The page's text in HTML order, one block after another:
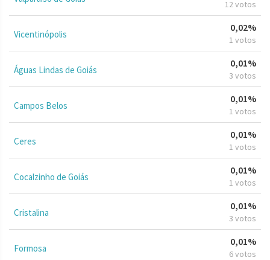
12 votos
Vicentinópolis
0,02%
1 votos
Águas Lindas de Goiás
0,01%
3 votos
Campos Belos
0,01%
1 votos
Ceres
0,01%
1 votos
Cocalzinho de Goiás
0,01%
1 votos
Cristalina
0,01%
3 votos
Formosa
0,01%
6 votos